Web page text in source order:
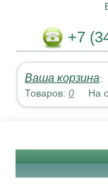
+7
Ваша корзина:
Товаров:0 На